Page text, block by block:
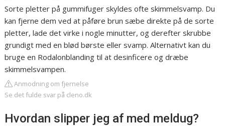
Sorte pletter på gummifuger skyldes ofte skimmelsvamp. Du
kan fjerne dem ved at påføre brun sæbe direkte på de sorte
pletter, lade det virke i nogle minutter, og derefter skrubbe
grundigt med en blød børste eller svamp. Alternativt kan du
bruge en Rodalonblanding til at desinficere og dræbe
skimmelsvampen.
Anmodning om fjernelse
Se det fulde svar på cleno.dk
Hvordan slipper jeg af med meldug?